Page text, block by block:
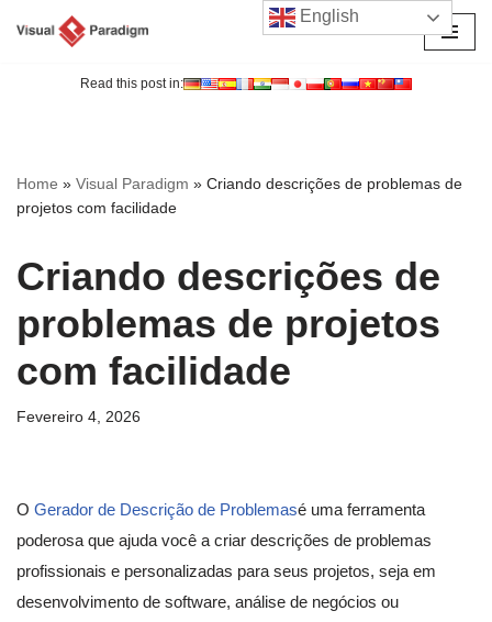
Read this post in:
Home » Visual Paradigm » Criando descrições de problemas de
projetos com facilidade
Criando descrições de
problemas de projetos
com facilidade
Fevereiro 4, 2026
O Gerador de Descrição de Problemasé uma ferramenta
poderosa que ajuda você a criar descrições de problemas
profissionais e personalizadas para seus projetos, seja em
desenvolvimento de software, análise de negócios ou
English